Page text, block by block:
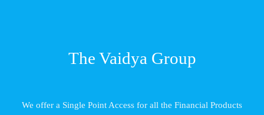
The Vaidya Group
We offer a Single Point Access for all the Financial Products